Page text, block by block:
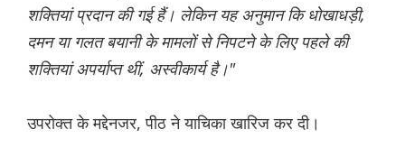
शक्तियां प्रदान की गई हैं। लेकिन यह अनुमान कि धोखाधड़ी,
दमन या गलत बयानी के मामलों से निपटने के लिए पहले की
शक्तियां अपर्याप्त थीं, अस्वीकार्य है।"
उपरोक्त के मद्देनजर, पीठ ने याचिका खारिज कर दी।